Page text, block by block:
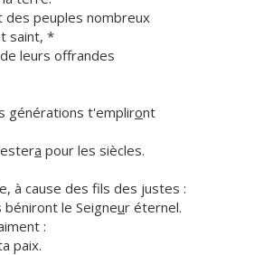
des peuples nombreux
saint, *
leurs offrandes
générations t'empliront
a pour les siècles.
à cause des fls des justes :
le Seigneur éternel.
:
paix.